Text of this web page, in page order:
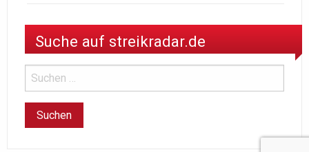
Suche auf streikradar.de